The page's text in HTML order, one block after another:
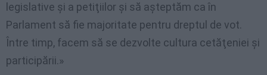
legislative şi a petiţiilor şi să aşteptăm ca în
Parlament să fie majoritate pentru dreptul de vot.
Între timp, facem să se dezvolte cultura cetăţeniei şi
participării.»